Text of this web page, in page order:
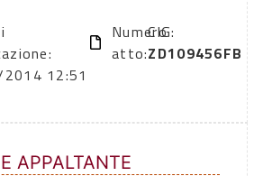
12:51
Numero
atto:
CIG:
ZD109456FB
APPALTANTE